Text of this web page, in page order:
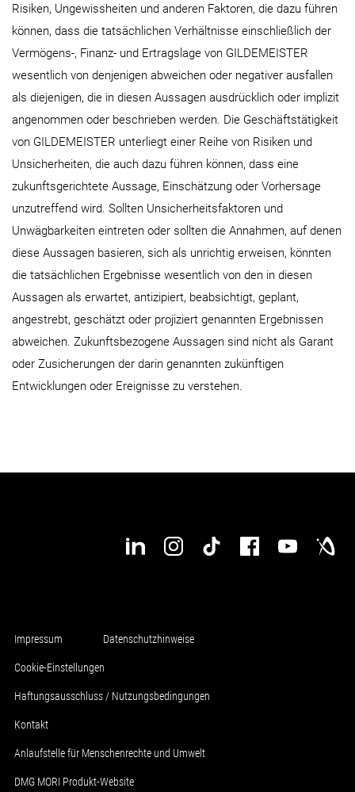
Risiken, Ungewissheiten und anderen Faktoren, die dazu führen
können, dass die tatsächlichen Verhältnisse einschließlich der
Vermögens-, Finanz- und Ertragslage von GILDEMEISTER
wesentlich von denjenigen abweichen oder negativer ausfallen
als diejenigen, die in diesen Aussagen ausdrücklich oder implizit
angenommen oder beschrieben werden. Die Geschäftstätigkeit
von GILDEMEISTER unterliegt einer Reihe von Risiken und
Unsicherheiten, die auch dazu führen können, dass eine
zukunftsgerichtete Aussage, Einschätzung oder Vorhersage
unzutreffend wird. Sollten Unsicherheitsfaktoren und
Unwägbarkeiten eintreten oder sollten die Annahmen, auf denen
diese Aussagen basieren, sich als unrichtig erweisen, könnten
die tatsächlichen Ergebnisse wesentlich von den in diesen
Aussagen als erwartet, antizipiert, beabsichtigt, geplant,
angestrebt, geschätzt oder projiziert genannten Ergebnissen
abweichen. Zukunftsbezogene Aussagen sind nicht als Garant
oder Zusicherungen der darin genannten zukünftigen
Entwicklungen oder Ereignisse zu verstehen.
Impressum Datenschutzhinweise
Cookie-Einstellungen
Haftungsausschluss / Nutzungsbedingungen
Kontakt
Anlaufstelle für Menschenrechte und Umwelt
DMG MORI Produkt-Website